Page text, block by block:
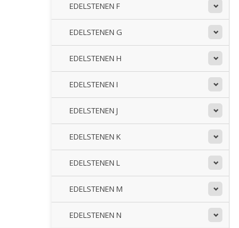
EDELSTENEN F
EDELSTENEN G
EDELSTENEN H
EDELSTENEN I
EDELSTENEN J
EDELSTENEN K
EDELSTENEN L
EDELSTENEN M
EDELSTENEN N